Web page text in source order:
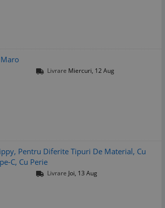
Livrare Miercuri, 12 Aug
Pentru Diferite Tipuri De Material, Cu
C, Cu Perie
Livrare Joi, 13 Aug